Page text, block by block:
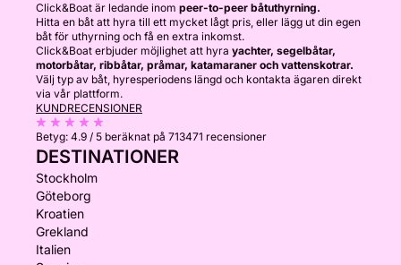
Click&Boat är ledande inom peer-to-peer båtuthyrning.
Hitta en båt att hyra till ett mycket lågt pris, eller lägg ut din egen
båt för uthyrning och få en extra inkomst.
Click&Boat erbjuder möjlighet att hyra yachter, segelbåtar,
motorbåtar, ribbåtar, pråmar, katamaraner och vattenskotrar.
Välj typ av båt, hyresperiodens längd och kontakta ägaren direkt
via vår plattform.
KUNDRECENSIONER
Betyg: 4.9 / 5 beräknat på 713471 recensioner
DESTINATIONER
Stockholm
Göteborg
Kroatien
Grekland
Italien